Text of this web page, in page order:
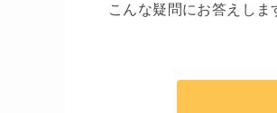
こんな疑問にお答えしま